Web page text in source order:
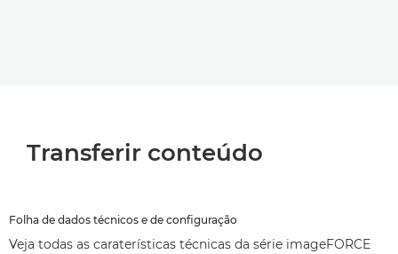
Transferir conteúdo
Folha de dados técnicos e de configuração
Veja todas as caraterísticas técnicas da série imageFORCE